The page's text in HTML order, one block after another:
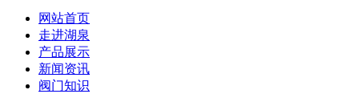
网站首页
走进湖泉
产品展示
新闻资讯
阀门知识